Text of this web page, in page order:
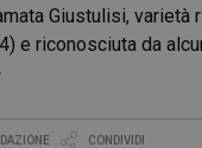
Giustulisi, varietà
e riconosciuta da
CONDIVIDI